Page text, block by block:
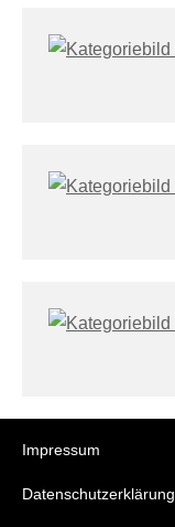
Impressum
Datenschutzerklärung